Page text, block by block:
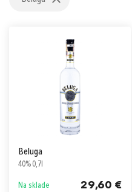
Beluga
40% 0,7l
Na sklade 29,60 €